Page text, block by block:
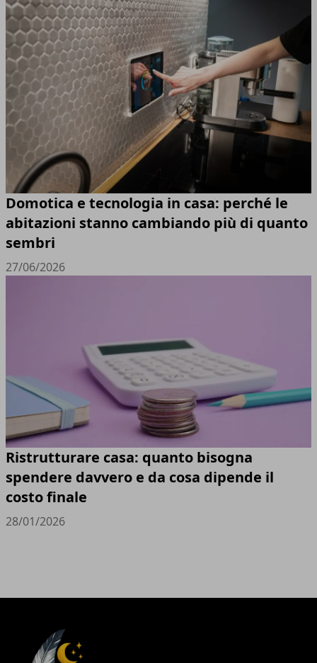
Domotica e tecnologia in casa: perché le
abitazioni stanno cambiando più di quanto
sembri
27/06/2026
Ristrutturare casa: quanto bisogna
spendere davvero e da cosa dipende il
costo finale
28/01/2026